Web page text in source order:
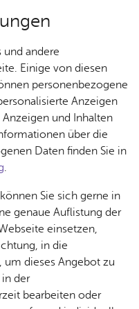
Bauen
& Um­
welt
Geo­
da­ten
Ge­
sund­
heit &
kum
bereits gelaufene
Sie in unserem
finden Sie in
.
andere
Einige von diesen
personenbezogene
Anzeigen
und Inhalten
über die
Daten finden Sie in
.
Sie sich gerne in
genaue Auflistung der
einsetzen,
in die
dieses Angebot zu
in der
bearbeiten oder